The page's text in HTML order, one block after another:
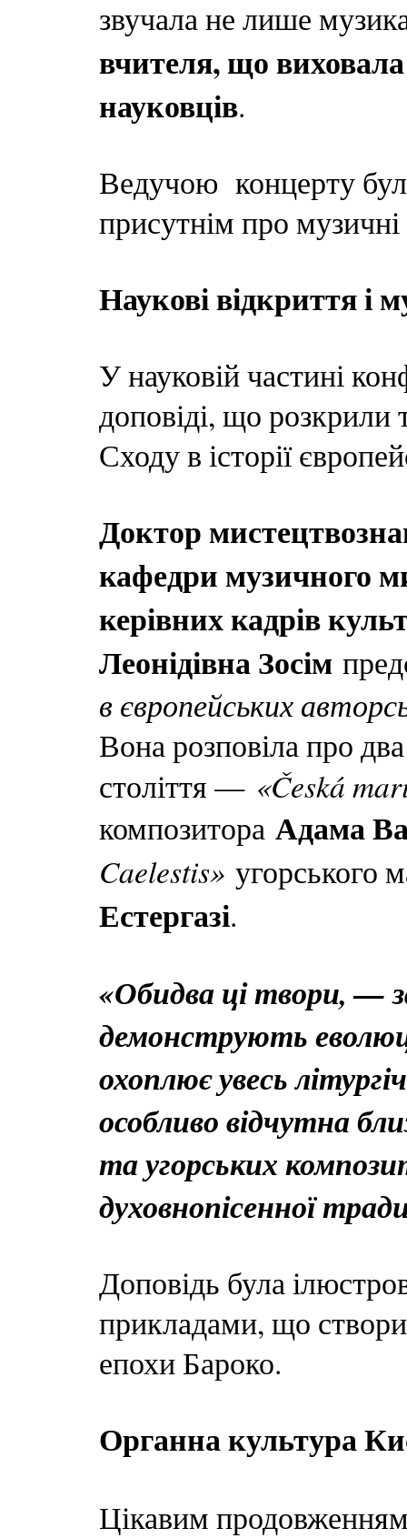
звучала не лише
вчителя, що
науковців.
Ведучою концерту
присутнім про музичні
Наукові відкриття і
У науковій частині
доповіді, що розкрили
Сходу в історії
Доктор
кафедри музичного
керівних кадрів
Леонідівна Зосім
в європейських
Вона розповіла про
століття — «Česká
композитора Адама
Caelestis» угорського
Естергазі.
«Обидва ці твори, —
демонструють
охоплює увесь
особливо відчутна
та угорських
духовнопісенної
Доповідь була
прикладами, що
епохи Бароко.
Органна культура
Цікавим